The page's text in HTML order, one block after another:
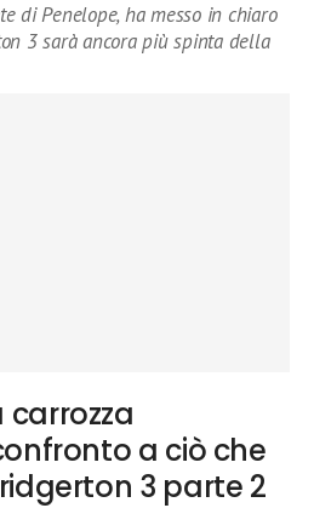
di Penelope, ha messo in chiaro
3 sarà ancora più spinta della
carrozza
a ciò che
3 parte 2